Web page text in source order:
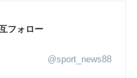
フォロー
@sport_news88